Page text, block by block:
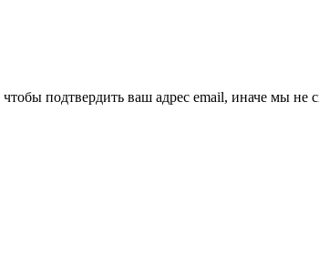
подтвердить ваш адрес email, иначе мы